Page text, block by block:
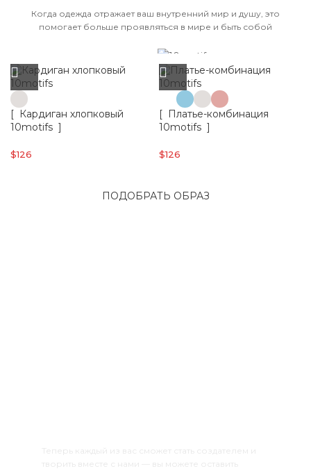
Когда одежда отражает ваш внутренний мир и душу, это
помогает больше проявляться в мире и быть собой
[ Кардиган хлопковый
10motifs ]
$126
[ Платье-комбинация
10motifs ]
$126
ПОДОБРАТЬ ОБРАЗ
Теперь каждый из вас сможет стать создателем и
творить вместе с нами — вы можете оставить